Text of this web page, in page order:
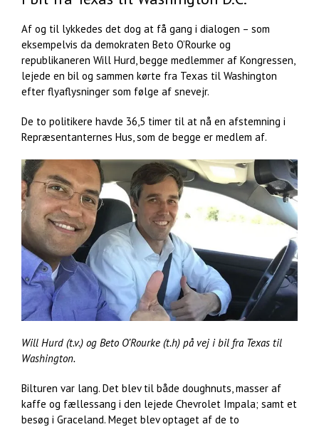
Af og til lykkedes det dog at få gang i dialogen – som
eksempelvis da demokraten Beto O’Rourke og
republikaneren Will Hurd, begge medlemmer af Kongressen,
lejede en bil og sammen kørte fra Texas til Washington
efter flyaflysninger som følge af snevejr.
De to politikere havde 36,5 timer til at nå en afstemning i
Repræsentanternes Hus, som de begge er medlem af.
Will Hurd (t.v.) og Beto O’Rourke (t.h) på vej i bil fra Texas til
Washington.
Bilturen var lang. Det blev til både doughnuts, masser af
kaffe og fællessang i den lejede Chevrolet Impala; samt et
besøg i Graceland. Meget blev optaget af de to